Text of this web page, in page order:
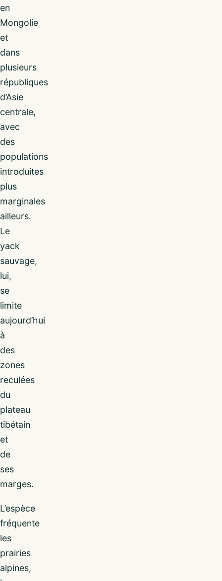
en
Mongolie
et
dans
plusieurs
républiques
d’Asie
centrale,
avec
des
populations
introduites
plus
marginales
ailleurs.
Le
yack
sauvage,
lui,
se
limite
aujourd’hui
à
des
zones
reculées
du
plateau
tibétain
et
de
ses
marges.
L’espèce
fréquente
les
prairies
alpines,